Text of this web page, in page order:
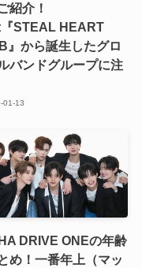
紹介！
STEAL HEART
』から誕生したグロ
バンドグループに注
01-13
DRIVE ONEの年齢
め！一番年上（マッ